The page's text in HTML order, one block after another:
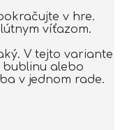
v hre.
víťazom.
V tejto variante
bublinu alebo
v jednom rade.